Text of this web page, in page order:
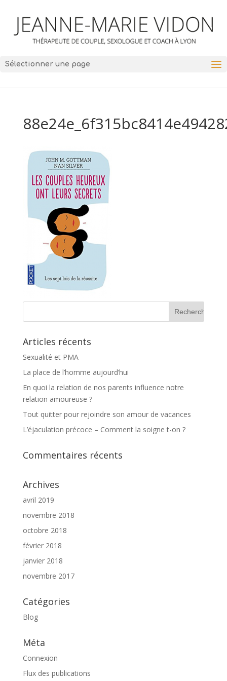
Sélectionner une page
Articles récents
Sexualité et PMA
La place de l’homme aujourd’hui
En quoi la relation de nos parents influence notre
relation amoureuse ?
Tout quitter pour rejoindre son amour de vacances
L’éjaculation précoce – Comment la soigne t-on ?
Commentaires récents
Archives
avril 2019
novembre 2018
octobre 2018
février 2018
janvier 2018
novembre 2017
Catégories
Blog
Méta
Connexion
Flux des publications